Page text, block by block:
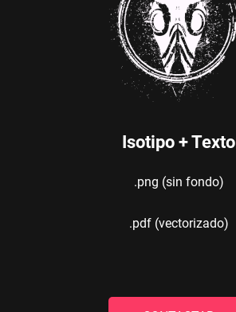
Isotipo + Texto
.png (sin fondo)
.pdf (vectorizado)